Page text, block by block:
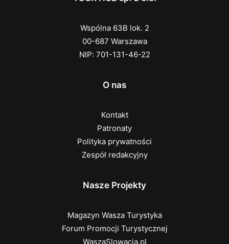
Wspólna 63B lok. 2
00-687 Warszawa
NIP: 701-131-46-22
O nas
Kontakt
Patronaty
Polityka prywatności
Zespół redakcyjny
Nasze Projekty
Magazyn Wasza Turystyka
Forum Promocji Turystycznej
WaszaSlowacja.pl